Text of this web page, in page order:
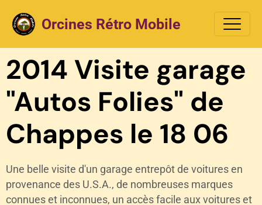
Orcines Rétro Mobile
2014 Visite garage
"Autos Folies" de
Chappes le 18 06
Une belle visite d'un garage entrepôt de voitures en
provenance des U.S.A., de nombreuses marques
connues et inconnues, un accès facile aux voitures et